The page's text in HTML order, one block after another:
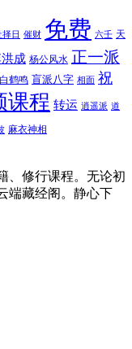
择日 催财 免费 六壬 天
成 杨公风水 正一派
白鹤鸣 盲派八字 相面 祝
课程 转运 逍遥派 道
麻衣神相
、修行课程。无论初
端藏经阁。静心下